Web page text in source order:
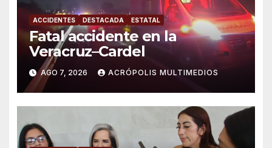
ACCIDENTES DESTACADA ESTATAL
Fatal accidente en la
Veracruz–Cardel
AGO 7, 2026 ACRÓPOLIS MULTIMEDIOS